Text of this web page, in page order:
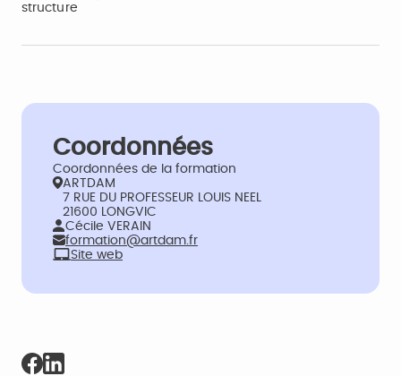
structure
Coordonnées
Coordonnées de la formation
ARTDAM
7 RUE DU PROFESSEUR LOUIS NEEL
21600 LONGVIC
Cécile VERAIN
formation@artdam.fr
Site web